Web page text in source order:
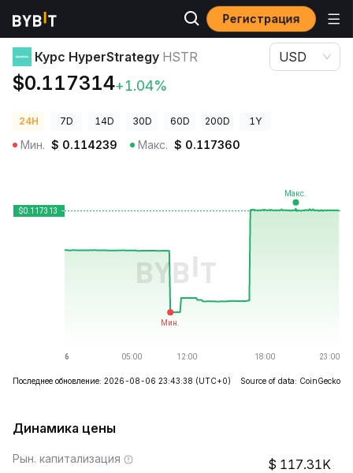
Регистрация
Цены криптовалют Курс HyperStrategy HSTR
Курс HyperStrategy HSTR
$0.117314+1.04%
USD
24H 7D 14D 30D 60D 200D 1Y
Мин. $ 0.114239 Макс. $ 0.117360
Последнее обновление: 2026-08-06 23:43:38 (UTC+0) Source of data: CoinGecko
Динамика цены
Рын. капитализация 117.31K